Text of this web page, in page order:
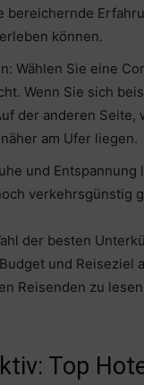
bereichernde
können.
Wählen Sie eine
Wenn Sie sich
der anderen
am Ufer liegen.
und
verkehrsgünstig
der besten
und Reiseziel
Reisenden zu
Top